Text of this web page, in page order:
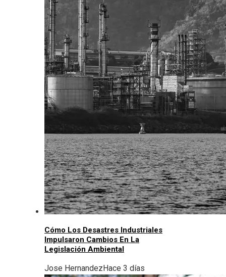
Cómo Los Desastres Industriales
Impulsaron Cambios En La
Legislación Ambiental
Jose HernandezHace 3 días